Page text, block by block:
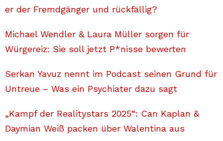
er der Fremdgänger und rückfällig?
Michael Wendler & Laura Müller sorgen für
Würgereiz: Sie soll jetzt P*nisse bewerten
Serkan Yavuz nennt im Podcast seinen Grund für
Untreue – Was ein Psychiater dazu sagt
„Kampf der Realitystars 2025“: Can Kaplan &
Daymian Weiß packen über Walentina aus